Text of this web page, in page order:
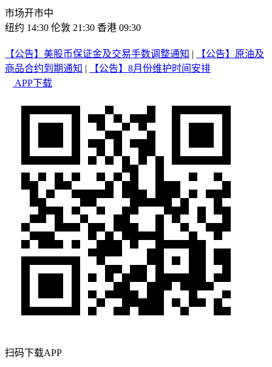
市场开市中
纽约 14:30 伦敦 21:30 香港 09:30
【公告】美股币保证金及交易手数调整通知 |
【公告】原油及
商品合约到期通知 |
【公告】8月份维护时间安排
APP下载
扫码下载APP